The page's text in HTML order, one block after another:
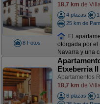
8 Fotos
18,7 km de
4 plazas
25 km de
El
otorgada por el
Navarra y una
Etxeberria II
Apartamentos
18,7 km de
6 plazas